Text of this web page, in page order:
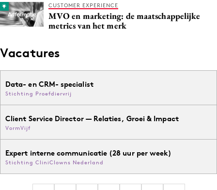
Purpose Marketing
Reputatie & crisis
CUSTOMER EXPERIENCE
MVO en marketing: de maatschappelijke
metrics van het merk
Vacatures
Data- en CRM- specialist
Stichting Proefdiervrij
Client Service Director — Relaties, Groei & Impact
VormVijf
Expert interne communicatie (28 uur per week)
Stichting CliniClowns Nederland